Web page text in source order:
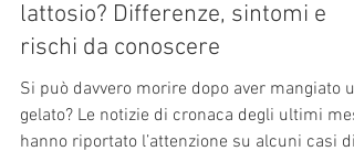
Allergia al latte o intolleranza al
rischi da conoscere
Si può davvero morire dopo aver mangiato un